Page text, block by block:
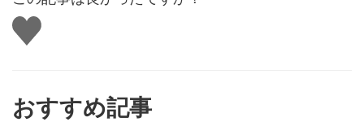
い
い
おすすめ記事